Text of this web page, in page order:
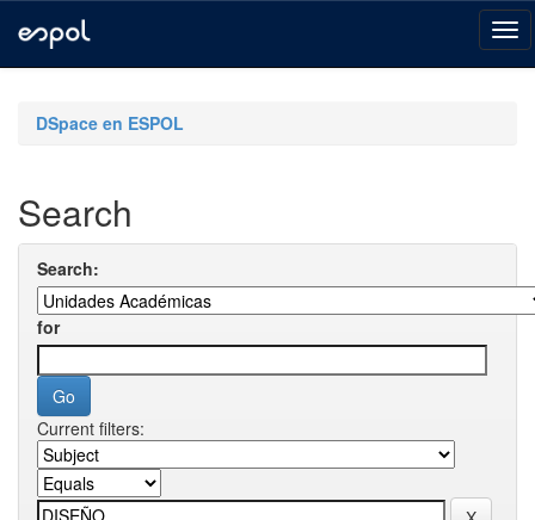
navigationDSpace en ESPOL
Search
Search:
for
Current filters: